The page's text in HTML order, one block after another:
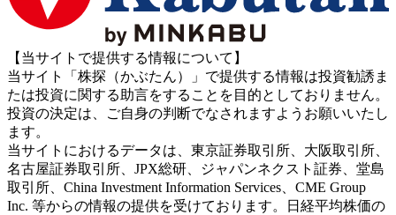
【当サイトで提供する情報について】
当サイト「株探（かぶたん）」で提供する情報は投資勧誘ま
たは投資に関する助言をすることを目的としておりません。
投資の決定は、ご自身の判断でなされますようお願いいたし
ます。
当サイトにおけるデータは、東京証券取引所、大阪取引所、
名古屋証券取引所、JPX総研、ジャパンネクスト証券、堂島
取引所、China Investment Information Services、CME Group
Inc. 等からの情報の提供を受けております。日経平均株価の